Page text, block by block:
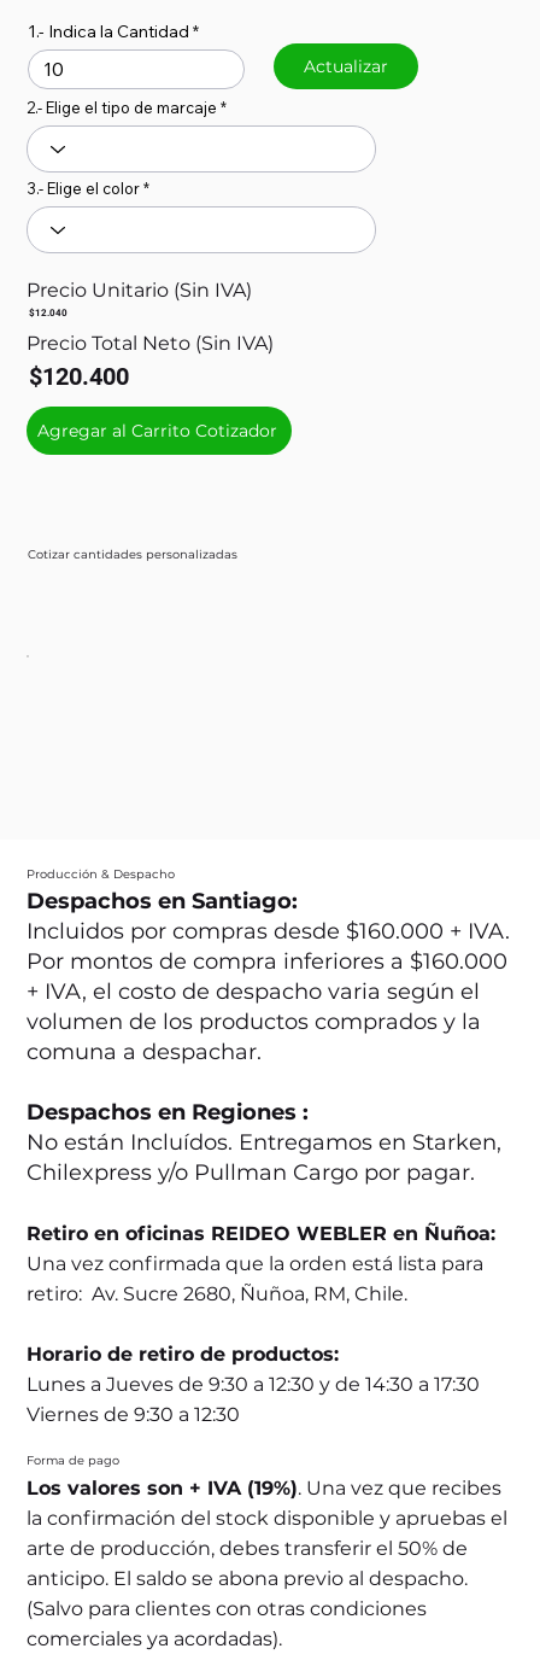
Cotizar cantidades personalizadas
1.- Indica la Cantidad
Actualizar
2.- Elige el tipo de marcaje
3.- Elige el color
Precio Unitario (Sin IVA)
$12.040
Precio Total Neto (Sin IVA)
$120.400
Agregar al Carrito Cotizador
Producción & Despacho
Despachos en Santiago:
Incluidos por compras desde $160.000 + IVA.
Por montos de compra inferiores a $160.000
+ IVA, el costo de despacho varia según el
volumen de los productos comprados y la
comuna a despachar.
Despachos en Regiones :
No están Incluídos. Entregamos en Starken,
Chilexpress y/o Pullman Cargo por pagar.
Retiro en oficinas REIDEO WEBLER en Ñuñoa:
Una vez confirmada que la orden está lista para
retiro: Av. Sucre 2680, Ñuñoa, RM, Chile.
Horario de retiro de productos:
Lunes a Jueves de 9:30 a 12:30 y de 14:30 a 17:30
Viernes de 9:30 a 12:30
Forma de pago
Los valores son + IVA (19%). Una vez que recibes
la confirmación del stock disponible y apruebas el
arte de producción, debes transferir el 50% de
anticipo. El saldo se abona previo al despacho.
(Salvo para clientes con otras condiciones
comerciales ya acordadas).